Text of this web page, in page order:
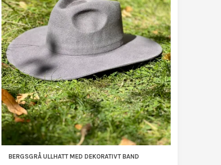
BERGSGRÅ ULLHATT MED DEKORATIVT BAND